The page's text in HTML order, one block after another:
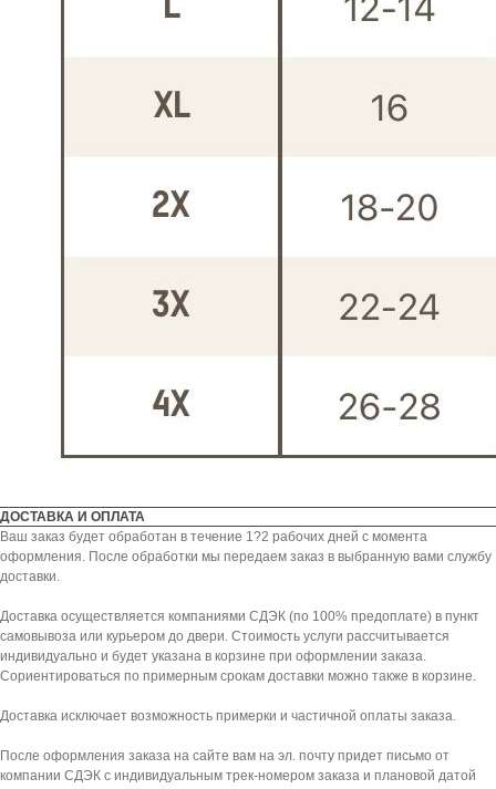
ДОСТАВКА И ОПЛАТА
Ваш заказ будет обработан в течение 1?2 рабочих дней с момента
оформления. После обработки мы передаем заказ в выбранную вами службу
доставки.
Доставка осуществляется компаниями СДЭК (по 100% предоплате) в пункт
самовывоза или курьером до двери. Стоимость услуги рассчитывается
индивидуально и будет указана в корзине при оформлении заказа.
Сориентироваться по примерным срокам доставки можно также в корзине.
Доставка исключает возможность примерки и частичной оплаты заказа.
После оформления заказа на сайте вам на эл. почту придет письмо от
компании СДЭК с индивидуальным трек-номером заказа и плановой датой
КАТАЛОГ
СПОСОБЫ ДОСТАВКИ
NIKE
ПОКУПАТЕЛЯМ